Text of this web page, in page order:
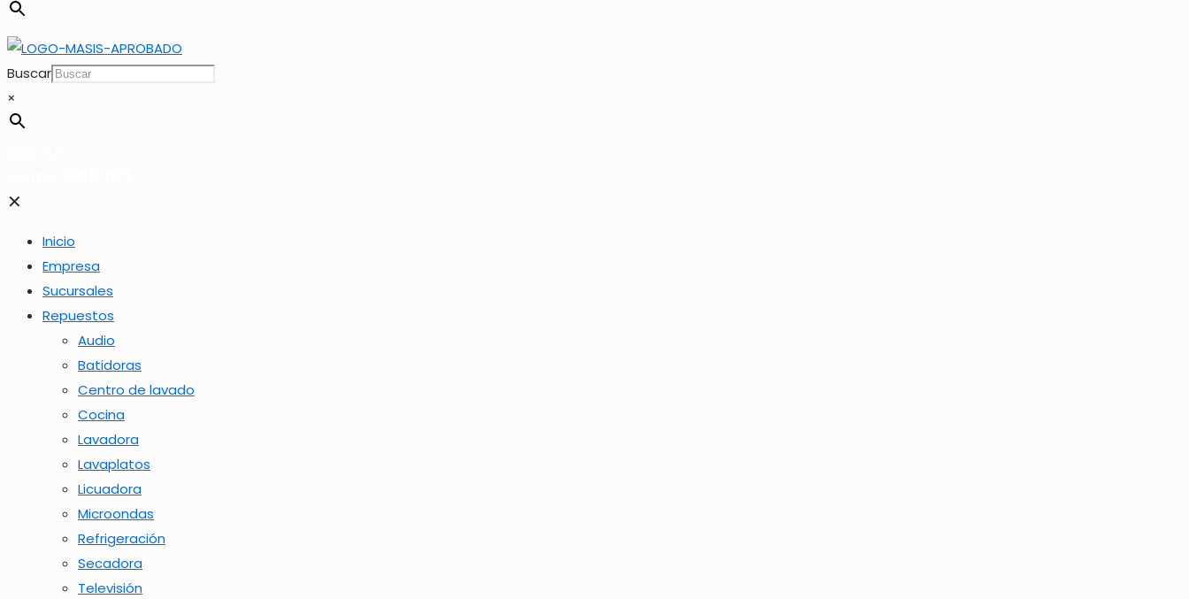
Buscar
×
✕
Inicio
Empresa
Sucursales
Repuestos
Audio
Batidoras
Centro de lavado
Cocina
Lavadora
Lavaplatos
Licuadora
Microondas
Refrigeración
Secadora
Televisión